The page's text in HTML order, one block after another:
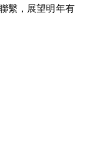
繫，展望明年有